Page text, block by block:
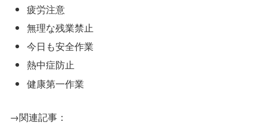
疲労注意
無理な残業禁止
今日も安全作業
熱中症防止
健康第一作業
→関連記事：